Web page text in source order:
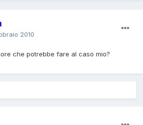
2010
che potrebbe fare al caso mio?